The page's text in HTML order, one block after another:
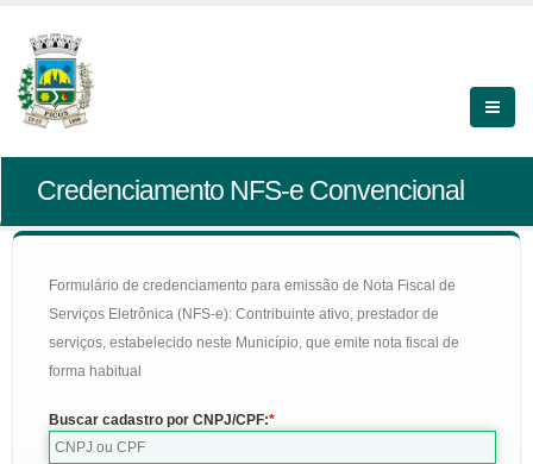
Credenciamento NFS-e Convencional
Formulário de credenciamento para emissão de Nota Fiscal de
Serviços Eletrônica (NFS-e): Contribuinte ativo, prestador de
serviços, estabelecido neste Município, que emite nota fiscal de
forma habitual
Buscar cadastro por CNPJ/CPF: